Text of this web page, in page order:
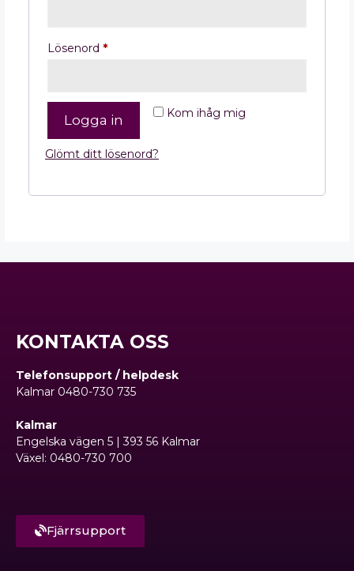
Lösenord *
Kom ihåg mig
Logga in
Glömt ditt lösenord?
KONTAKTA OSS
Telefonsupport / helpdesk
Kalmar 0480-730 735
Kalmar
Engelska vägen 5 | 393 56 Kalmar
Växel: 0480-730 700
Fjärrsupport